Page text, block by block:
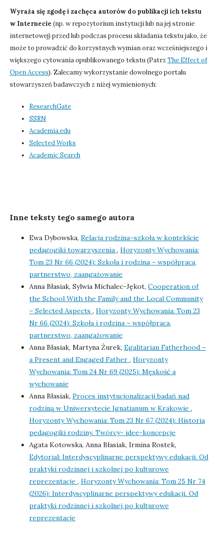
Wyraża się zgodę i zachęca autorów do publikacji ich tekstu
w Internecie (np. w repozytorium instytucji lub na jej stronie
internetowej) przed lub podczas procesu składania tekstu jako, że
może to prowadzić do korzystnych wymian oraz wcześniejszego i
większego cytowania opublikowanego tekstu (Patrz The Effect of
Open Access). Zalecamy wykorzystanie dowolnego portalu
stowarzyszeń badawczych z niżej wymienionych:
ResearchGate
SSRN
Academia.edu
Selected Works
Academic Search
Inne teksty tego samego autora
Ewa Dybowska, Relacja rodzina–szkoła w kontekście
pedagogiki towarzyszenia , Horyzonty Wychowania:
Tom 23 Nr 66 (2024): Szkoła i rodzina – współpraca,
partnerstwo, zaangażowanie
Anna Błasiak, Sylwia Michalec-Jękot, Cooperation of
the School With the Family and the Local Community
– Selected Aspects , Horyzonty Wychowania: Tom 23
Nr 66 (2024): Szkoła i rodzina – współpraca,
partnerstwo, zaangażowanie
Anna Błasiak, Martyna Żurek, Egalitarian Fatherhood –
a Present and Engaged Father , Horyzonty
Wychowania: Tom 24 Nr 69 (2025): Męskość a
wychowanie
Anna Błasiak, Proces instytucjonalizacji badań nad
rodziną w Uniwersytecie Ignatianum w Krakowie ,
Horyzonty Wychowania: Tom 23 Nr 67 (2024): Historia
pedagogiki rodziny. Twórcy- idee-koncepcje
Agata Kotowska, Anna Błasiak, Irmina Rostek,
Edytorial: Interdyscyplinarne perspektywy edukacji. Od
praktyki rodzinnej i szkolnej po kulturowe
reprezentacje , Horyzonty Wychowania: Tom 25 Nr 74
(2026): Interdyscyplinarne perspektywy edukacji. Od
praktyki rodzinnej i szkolnej po kulturowe
reprezentacje